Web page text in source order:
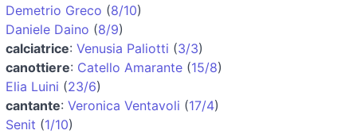
Demetrio Greco (8/10)
Daniele Daino (8/9)
calciatrice: Venusia Paliotti (3/3)
canottiere: Catello Amarante (15/8)
Elia Luini (23/6)
cantante: Veronica Ventavoli (17/4)
Senit (1/10)